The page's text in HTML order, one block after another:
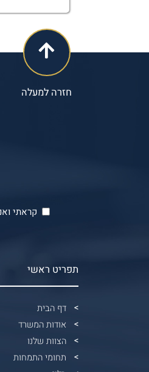
חזרה למעלה
קראתי
תפריט ראשי
דף הבית
אודות המשרד
הצוות שלנו
תחומי התמחות